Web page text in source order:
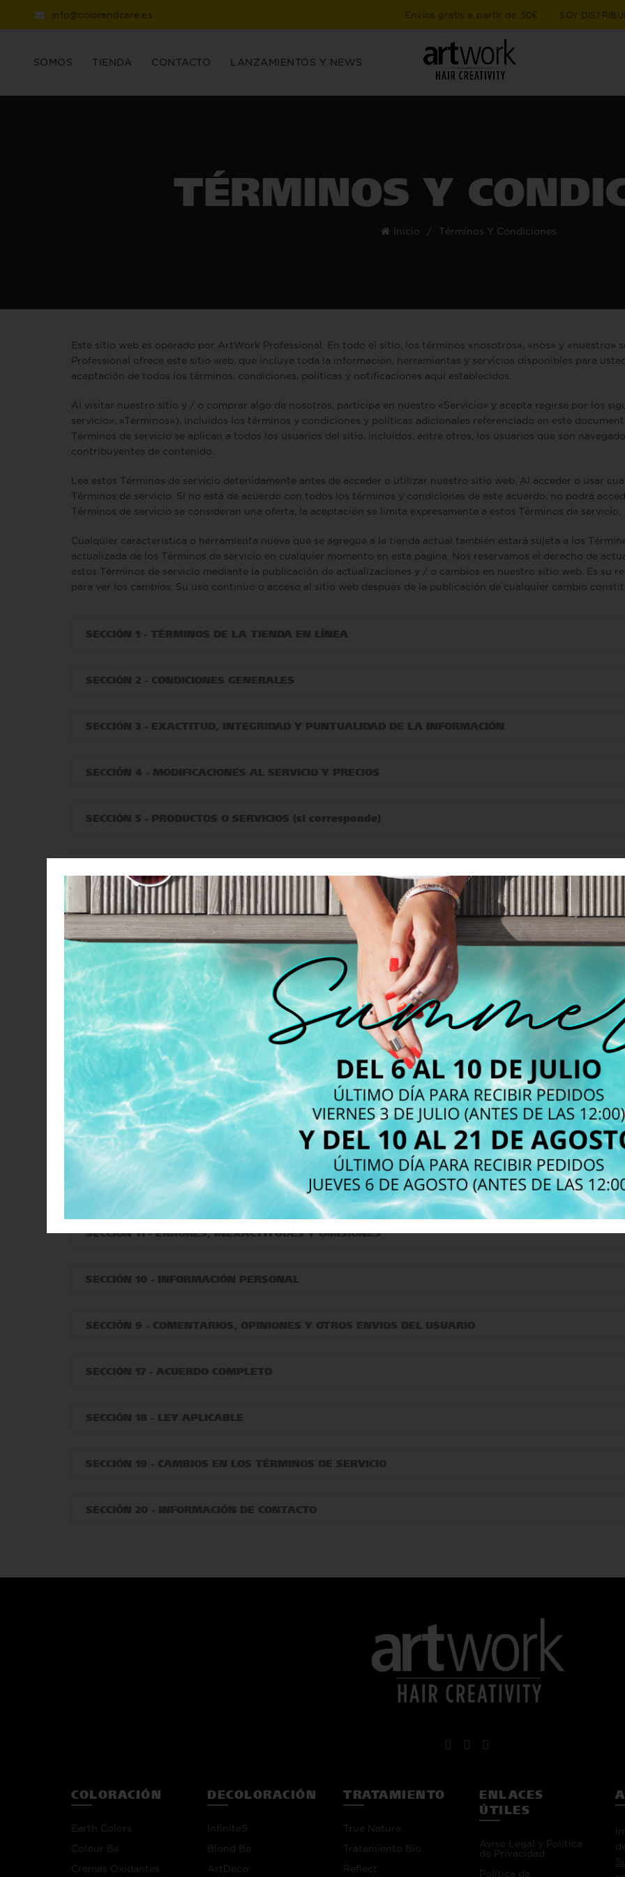
info@colorandcare.es Envios gratis a partir de 50€ SOY
SOMOS TIENDA CONTACTO LANZAMIENTOS Y NEWS
TÉRMINOS Y
Inicio Términos Y Condiciones
Este sitio web es operado por ArtWork Professional. En todo el sitio, los términos «nosotros», «nos» y «nuestro»
Professional ofrece este sitio web, que incluye toda la información, herramientas y servicios disponibles para
aceptación de todos los términos, condiciones, políticas y notificaciones aquí establecidos.
Al visitar nuestro sitio y / o comprar algo de nosotros, participa en nuestro «Servicio» y acepta regirse por los
servicio», «Términos»), incluidos los términos y condiciones y políticas adicionales referenciado en este
Términos de servicio se aplican a todos los usuarios del sitio, incluidos, entre otros, los usuarios que son
contribuyentes de contenido.
Lea estos Términos de servicio detenidamente antes de acceder o utilizar nuestro sitio web. Al acceder o usar
Términos de servicio. Si no está de acuerdo con todos los términos y condiciones de este acuerdo, no podrá
Términos de servicio se consideran una oferta, la aceptación se limita expresamente a estos Términos de servicio.
Cualquier característica o herramienta nueva que se agregue a la tienda actual también estará sujeta a los
actualizada de los Términos de servicio en cualquier momento en esta página. Nos reservamos el derecho de
estos Términos de servicio mediante la publicación de actualizaciones y / o cambios en nuestro sitio web. Es su
para ver los cambios. Su uso continuo o acceso al sitio web después de la publicación de cualquier cambio
SECCIÓN 1 - TÉRMINOS DE LA TIENDA EN LÍNEA
SECCIÓN 2 - CONDICIONES GENERALES
SECCIÓN 3 - EXACTITUD, INTEGRIDAD Y PUNTUALIDAD DE LA INFORMACIÓN
SECCIÓN 4 - MODIFICACIONES AL SERVICIO Y PRECIOS
SECCIÓN 5 - PRODUCTOS O SERVICIOS (si corresponde)
SECCIÓN 7 - HERRAMIENTAS OPCIONALES
SECCIÓN 8 - ENLACES DE TERCEROS
SECCIÓN 16 - TERMINACIÓN
SECCIÓN 15 - DIVISIBILIDAD
SECCIÓN 14 - INDEMNIZACIÓN
SECCIÓN 13 - RENUNCIA DE GARANTÍAS; LIMITACIÓN DE RESPONSABILIDAD
SECCIÓN 12 - USOS PROHIBIDOS
SECCIÓN 11 - ERRORES, INEXACTITUDES Y OMISIONES
SECCIÓN 10 - INFORMACIÓN PERSONAL
SECCIÓN 9 - COMENTARIOS, OPINIONES Y OTROS ENVIOS DEL USUARIO
SECCIÓN 17 - ACUERDO COMPLETO
SECCIÓN 18 - LEY APLICABLE
SECCIÓN 19 - CAMBIOS EN LOS TÉRMINOS DE SERVICIO
SECCIÓN 20 - INFORMACIÓN DE CONTACTO
COLORACIÓN
Earth Colors
Colour Be
Cremas Oxidantes
DECOLORACIÓN
Infinite9
Blond Be
ArtDeco
TRATAMIENTO
True Nature.
Tratamiento Bio
Reflect
ENLACES
ÚTILES
Aviso Legal y Política
de Privacidad
Política de